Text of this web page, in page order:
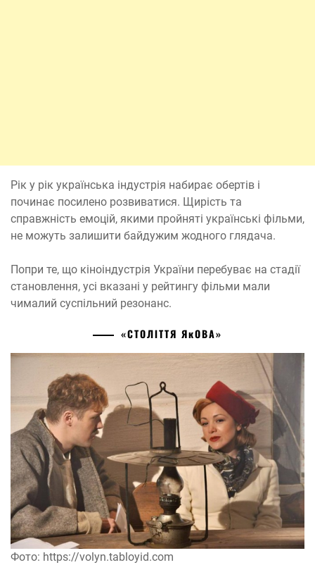
Рік у рік українська індустрія набирає обертів і
починає посилено розвиватися. Щирість та
справжність емоцій, якими пройняті українські фільми,
не можуть залишити байдужим жодного глядача.
Попри те, що кіноіндустрія України перебуває на стадії
становлення, усі вказані у рейтингу фільми мали
чималий суспільний резонанс.
«СТОЛІТТЯ ЯĸОВА»
Фото: https://volyn.tabloyid.com